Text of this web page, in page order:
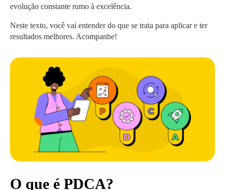
evolução constante rumo à excelência.
Neste texto, você vai entender do que se trata para aplicar e ter
resultados melhores. Acompanhe!
O que é PDCA?